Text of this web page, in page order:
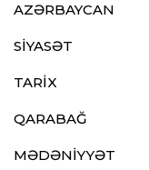
AZƏRBAYCAN
SİYASƏT
TARİX
QARABAĞ
MƏDƏNİYYƏT